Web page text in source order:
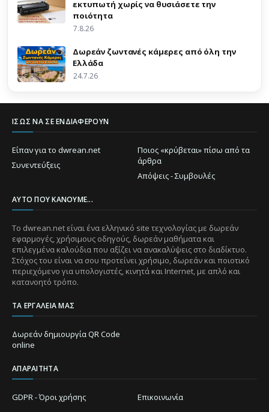
εκτυπωτή χωρίς να θυσιάσετε την
ποιότητα
7.8.26
Δωρεάν ζωντανές κάμερες από όλη την
Ελλάδα
24.7.26
ΊΣΩΣ ΝΑ ΣΕ ΕΝΔΙΑΦΈΡΟΥΝ
Είπαν για το dwrean.net
Ποιος «κρύβεται» πίσω από τα
άρθρα
Συνεντεύξεις
Απόψεις - Συμβουλές
ΑΥΤΌ ΠΟΥ ΚΆΝΟΥΜΕ...
Το dwrean.net είναι ένα ελληνικό site τεχνολογίας με δωρεάν
εφαρμογές, χρήσιμους οδηγούς, δωρεάν μαθήματα και
επιλεγμένα καλούδια που αξίζει να ανακαλύψεις στο διαδίκτυο.
Στόχος του είναι να σου προτείνει χρήσιμο, δωρεάν και ποιοτικό
περιεχόμενο για υπολογιστές, κινητά και Internet, με απλό και
κατανοητό τρόπο.
ΤΑ ΕΡΓΑΛΕΊΑ ΜΑΣ
Δωρεάν δημιουργία QR Code
online
ΑΠΑΡΑΊΤΗΤΑ
GDPR - Όροι χρήσης Επικοινωνία